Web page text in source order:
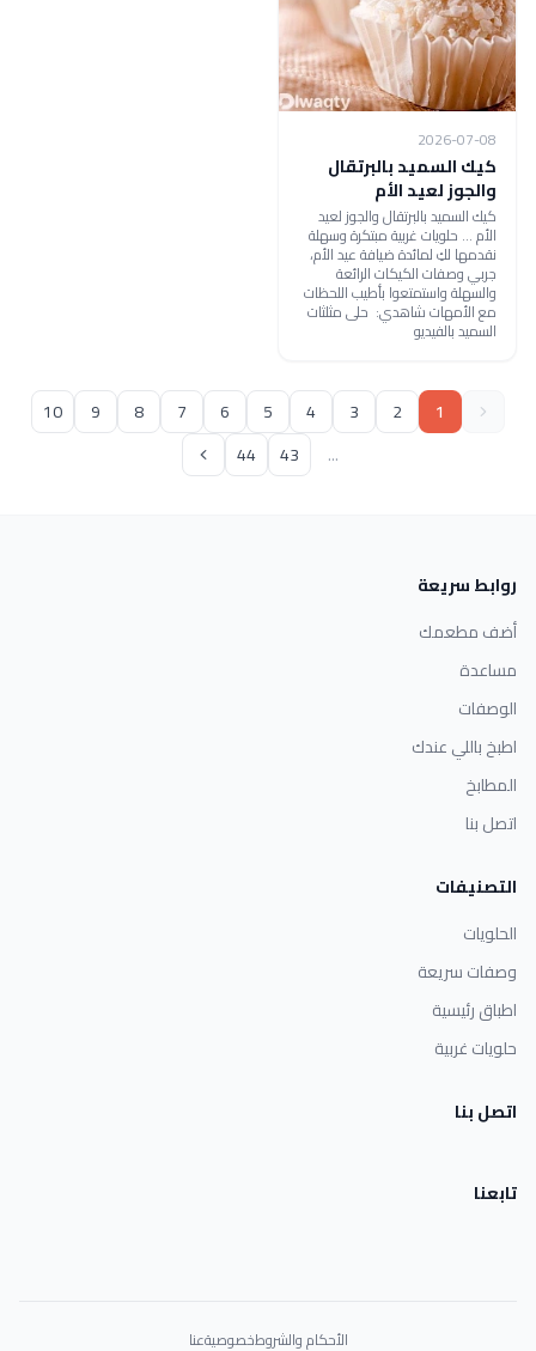
2026-07-08
كيك السميد بالبرتقال
والجوز لعيد الأم
كيك السميد بالبرتقال والجوز لعيد
الأم ... حلويات غربية مبتكرة وسهلة
نقدمها لكِ لمائدة ضيافة عيد الأم،
جربي وصفات الكيكات الرائعة
والسهلة واستمتعوا بأطيب اللحظات
مع الأمهات شاهدي: حلى مثلثات
السميد بالفيديو
1
2
3
4
5
6
7
8
9
10
...
43
44
روابط سريعة
أضف مطعمك
مساعدة
الوصفات
اطبخ باللي عندك
المطابخ
اتصل بنا
التصنيفات
الحلويات
وصفات سريعة
اطباق رئيسية
حلويات غربية
اتصل بنا
تابعنا
الأحكام والشروطخصوصيةعنا